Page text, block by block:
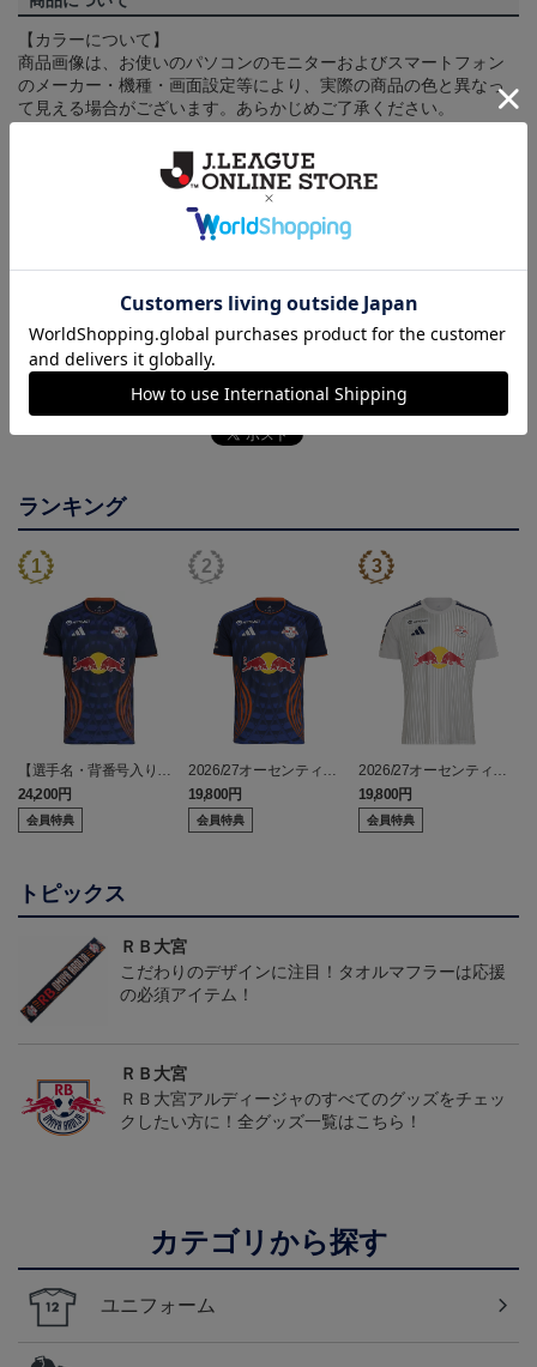
【カラーについて】
商品画像は、お使いのパソコンのモニターおよびスマートフォン
のメーカー・機種・画面設定等により、実際の商品の色と異なっ
て見える場合がございます。あらかじめご了承ください。
取り扱い商品によっては、パッケージやデザインなどの仕様が予
告なく変更になることがございます。
ギフト対応について
ヘルプページ
ランキング
【選手名・背番号入り】
2026/27オーセンティッ
クユニフォーム（フィー
ルド1st）
24,200円
会員特典
2026/27オーセンティッ
クユニフォーム（フィー
ルド1st）
19,800円
会員特典
2026/27オーセンティッ
クユニフォーム（フィー
ルド2nd）
19,800円
会員特典
トピックス
ＲＢ大宮
こだわりのデザインに注目！タオルマフラーは応援
の必須アイテム！
ＲＢ大宮
ＲＢ大宮アルディージャのすべてのグッズをチェッ
クしたい方に！全グッズ一覧はこちら！
カテゴリから探す
ユニフォーム